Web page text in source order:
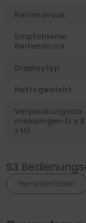
Reifendruck
Empfohlener
Reifendruck
Displaytyp
Nettogewicht
Verpackungsab
messungen (L x B
x H)
S3
Herunterladen